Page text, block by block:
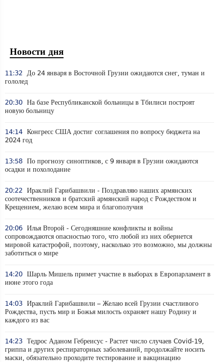
Новости дня
11:32 До 24 января в Восточной Грузии ожидаются снег, туман и
гололед
20:30 На базе Республиканской больницы в Тбилиси построят
новую больницу
14:14 Конгресс США достиг соглашения по вопросу бюджета на
2024 год
13:58 По прогнозу синоптиков, с 9 января в Грузии ожидаются
осадки и похолодание
20:22 Ираклий Гарибашвили - Поздравляю наших армянских
соотечественников и братский армянский народ с Рождеством и
Крещением, желаю всем мира и благополучия
20:06 Илья Второй - Сегодняшние конфликты и войны
сопровождаются опасностью того, что любой из них обернется
мировой катастрофой, поэтому, насколько это возможно, мы должны
заботиться о мире
14:20 Шарль Мишель примет участие в выборах в Европарламент в
июне этого года
14:03 Ираклий Гарибашвили – Желаю всей Грузии счастливого
Рождества, пусть мир и Божья милость охраняет нашу Родину и
каждого из вас
14:23 Тедрос Аданом Гебреисус - Растет число случаев Covid-19,
гриппа и других респираторных заболеваний, продолжайте носить
маски, обязательно проходите тестирование и вакцинацию